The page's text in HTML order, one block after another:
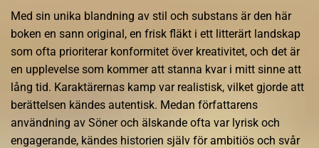
Med sin unika blandning av stil och substans är den här
boken en sann original, en frisk fläkt i ett litterärt landskap
som ofta prioriterar konformitet över kreativitet, och det är
en upplevelse som kommer att stanna kvar i mitt sinne att
lång tid. Karaktärernas kamp var realistisk, vilket gjorde att
berättelsen kändes autentisk. Medan författarens
användning av Söner och älskande ofta var lyrisk och
engagerande, kändes historien själv för ambitiös och svår